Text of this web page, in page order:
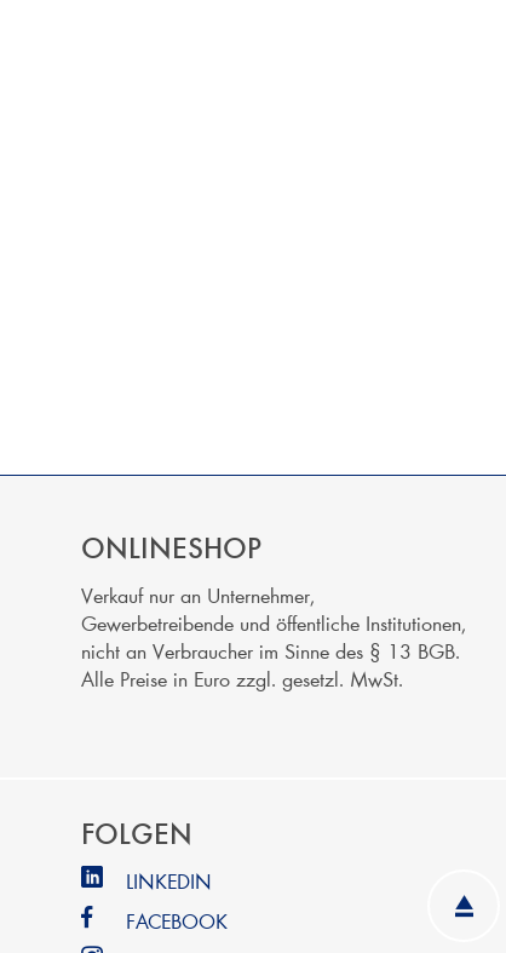
ONLINESHOP
Verkauf nur an Unternehmer,
Gewerbetreibende und öffentliche Institutionen,
nicht an Verbraucher im Sinne des § 13 BGB.
Alle Preise in Euro zzgl. gesetzl. MwSt.
FOLGEN
LINKEDIN
FACEBOOK